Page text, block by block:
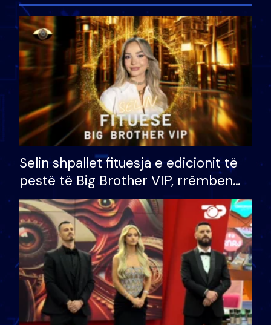
Selin shpallet fituesja e edicionit të
pestë të Big Brother VIP, rrëmben
çmimin e madh prej 100 mijë eurosh